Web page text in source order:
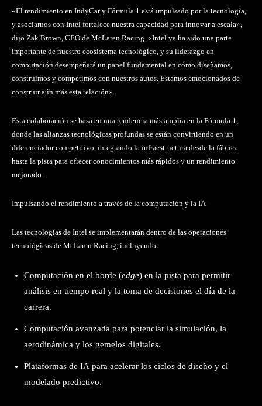
«El rendimiento en IndyCar y Fórmula 1 está impulsado por la tecnología,
y asociarnos con Intel fortalece nuestra capacidad para innovar a escala»,
dijo Zak Brown, CEO de McLaren Racing. «Intel ya ha sido una parte
importante de nuestro ecosistema tecnológico, y su liderazgo en
computación desempeñará un papel fundamental en cómo diseñamos,
construimos y competimos con nuestros autos. Estamos emocionados de
construir aún más esta relación».
Esta colaboración se basa en una tendencia más amplia en la Fórmula 1,
donde las alianzas tecnológicas profundas se están convirtiendo en un
diferenciador competitivo, integrando la infraestructura desde la fábrica
hasta la pista para ofrecer conocimientos más rápidos y un rendimiento
mejorado.
Impulsando el rendimiento a través de la computación y la IA
Las tecnologías de Intel se implementarán dentro de las operaciones
tecnológicas de McLaren Racing, incluyendo:
Computación en el borde (edge) en la pista para permitir
análisis en tiempo real y la toma de decisiones el día de la
carrera.
Computación avanzada para potenciar la simulación, la
aerodinámica y los gemelos digitales.
Plataformas de IA para acelerar los ciclos de diseño y el
modelado predictivo.